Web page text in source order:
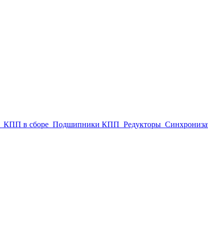
КПП в сборе Подшипники КПП Редукторы